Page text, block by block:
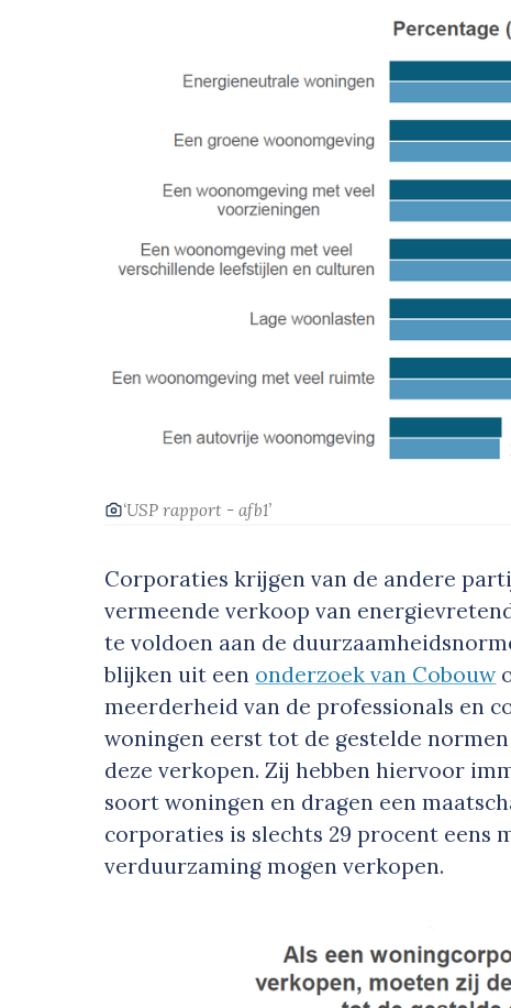
‘USP rapport - afb1’
Corporaties krijgen van de andere
vermeende verkoop van
te voldoen aan de
blijken uit een onderzoek van Cobouw
meerderheid van de professionals en
woningen eerst tot de gestelde
deze verkopen. Zij hebben hiervoor
soort woningen en dragen een
corporaties is slechts 29 procent eens
verduurzaming mogen verkopen.